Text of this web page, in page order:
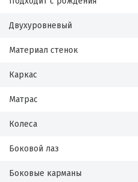
Двухуровневый
Материал стенок
Каркас
Матрас
Колеса
Боковой лаз
Боковые карманы